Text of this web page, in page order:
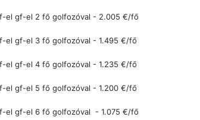
el gf-el 2 fő golfozóval - 2.005 €/fő
el gf-el 3 fő golfozóval - 1.495 €/fő
el gf-el 4 fő golfozóval - 1.235 €/fő
el gf-el 5 fő golfozóval - 1.200 €/fő
el gf-el 6 fő golfozóval - 1.075 €/fő